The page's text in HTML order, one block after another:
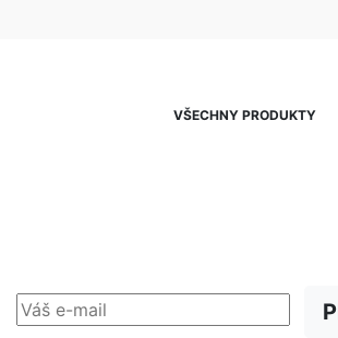
VŠECHNY PRODUKTY